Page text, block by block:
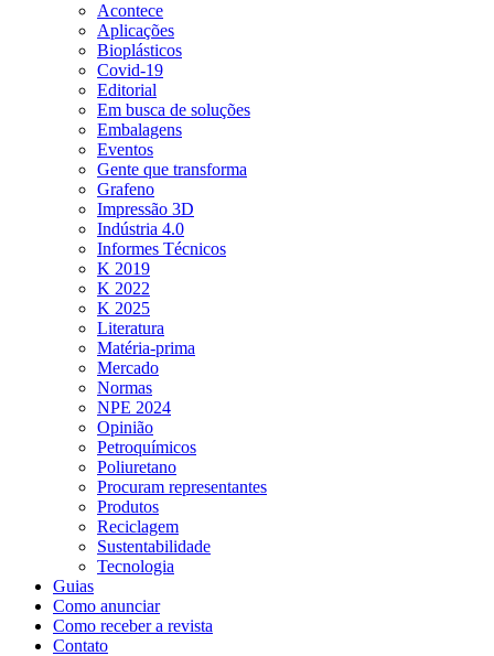
Acontece
Aplicações
Bioplásticos
Covid-19
Editorial
Em busca de soluções
Embalagens
Eventos
Gente que transforma
Grafeno
Impressão 3D
Indústria 4.0
Informes Técnicos
K 2019
K 2022
K 2025
Literatura
Matéria-prima
Mercado
Normas
NPE 2024
Opinião
Petroquímicos
Poliuretano
Procuram representantes
Produtos
Reciclagem
Sustentabilidade
Tecnologia
Guias
Como anunciar
Como receber a revista
Contato